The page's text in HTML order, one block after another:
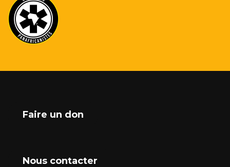
Faire un don
Nous contacter